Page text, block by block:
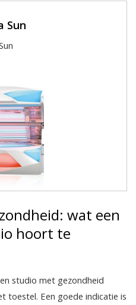
Sun
wat een
hoort te
studio met gezondheid
toestel. Een goede indicatie is